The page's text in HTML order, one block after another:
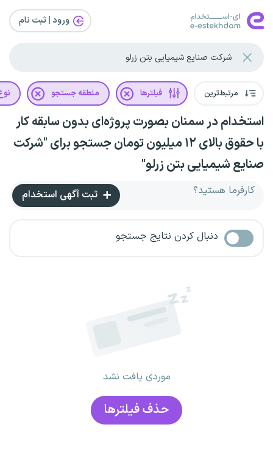
ورود | ثبت‌ نام
مرتبط‌ترین فیلترها منطقه جستجو
استخدام در سمنان بصورت پروژه‌ای بدون سابقه کار
با حقوق بالای ۱۲ میلیون تومان جستجو برای "شرکت
صنایع شیمیایی بتن زرلو"
کارفرما هستید؟ ثبت آگهی استخدام
دنبال کردن نتایج جستجو
موردی یافت نشد
حذف فیلتر‌ها